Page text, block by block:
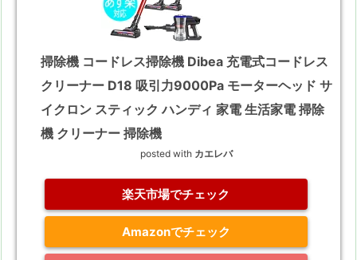
掃除機 コードレス掃除機 Dibea 充電式コードレス
クリーナー D18 吸引力9000Pa モーターヘッド サ
イクロン スティック ハンディ 家電 生活家電 掃除
機 クリーナー 掃除機
posted with カエレバ
楽天市場でチェック
Amazonでチェック